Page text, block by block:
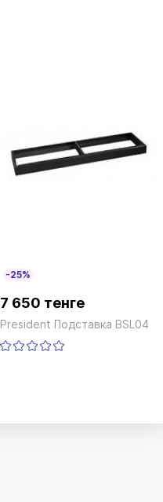
-25%
7 650 тенге
President Подставка BSL04